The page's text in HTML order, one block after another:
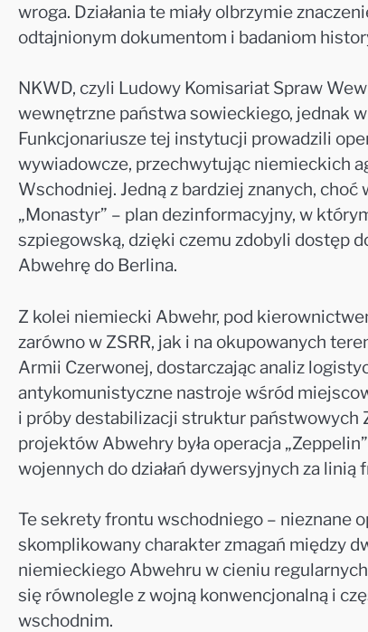
wroga. Działania te miały olbrzymie
odtajnionym dokumentom i badaniom
NKWD, czyli Ludowy Komisariat Spraw
wewnętrzne państwa sowieckiego, jednak
Funkcjonariusze tej instytucji prowadzili
wywiadowcze, przechwytując niemieckich
Wschodniej. Jedną z bardziej znanych,
„Monastyr” – plan dezinformacyjny, w
szpiegowską, dzięki czemu zdobyli dostęp
Abwehrę do Berlina.
Z kolei niemiecki Abwehr, pod
zarówno w ZSRR, jak i na okupowanych
Armii Czerwonej, dostarczając analiz
antykomunistyczne nastroje wśród
i próby destabilizacji struktur państwowych
projektów Abwehry była operacja
wojennych do działań dywersyjnych za linią
Te sekrety frontu wschodniego – nieznane
skomplikowany charakter zmagań między
niemieckiego Abwehru w cieniu regularnych
się równolegle z wojną konwencjonalną i
wschodnim.